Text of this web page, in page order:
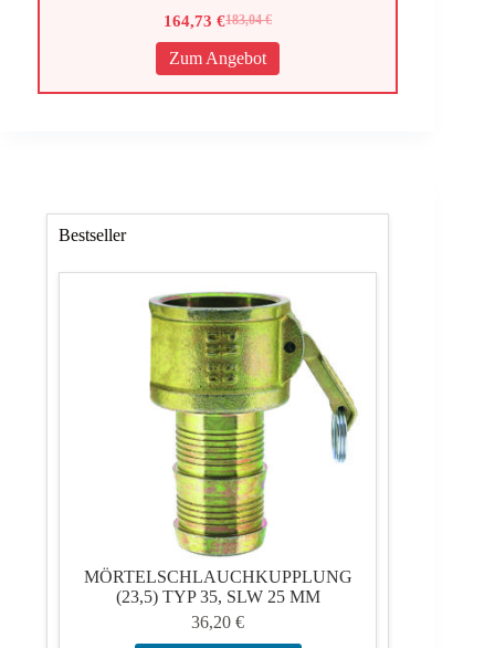
183,04€
Ursprünglicher
Preis
war:
183,04 €
164,73€
Aktueller
Preis
ist:
164,73 €.
Zum Angebot
Bestseller
MÖRTELSCHLAUCHKUPPLUNG
(23,5) TYP 35, SLW 25 MM
36,20€